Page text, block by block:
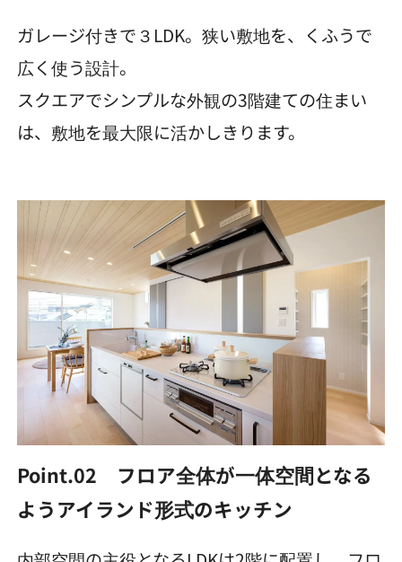
ガレージ付きで３LDK。狭い敷地を、くふうで
広く使う設計。
スクエアでシンプルな外観の3階建ての住まい
は、敷地を最大限に活かしきります。
Point.02 フロア全体が一体空間となる
ようアイランド形式のキッチン